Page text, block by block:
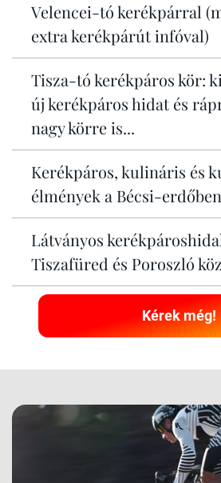
Velencei-tó kerékpárral
extra kerékpárút infóval)
Tisza-tó kerékpáros kör:
új kerékpáros hidat és
nagy körre is...
Kerékpáros, kulináris és
élmények a Bécsi-erdőben
Látványos
Tiszafüred és Poroszló
Kérek még!